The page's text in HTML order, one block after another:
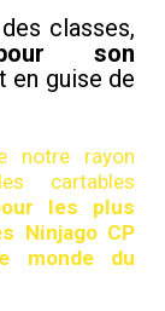
classes,
son
en guise de
notre rayon
cartables
les plus
Ninjago CP
monde du